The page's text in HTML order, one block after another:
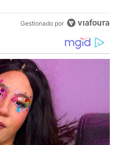
Gestionado por